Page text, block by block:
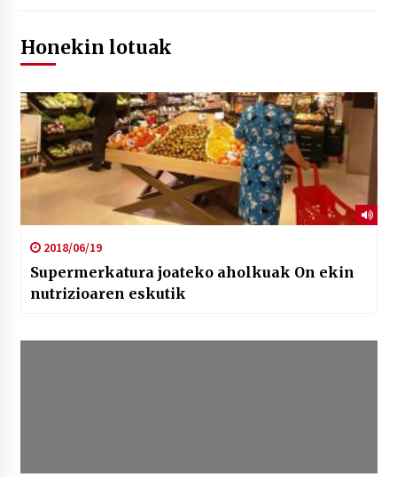
Honekin lotuak
2018/06/19
Supermerkatura joateko aholkuak On ekin
nutrizioaren eskutik